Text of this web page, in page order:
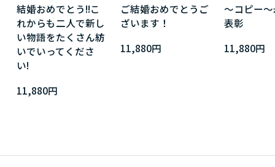
結婚おめでとう!!こ
れからも二人で新し
い物語をたくさん紡
いでいってくださ
い!
11,880円
ご結婚おめでとうご
ざいます！
11,880円
～コピー
表彰
11,880円